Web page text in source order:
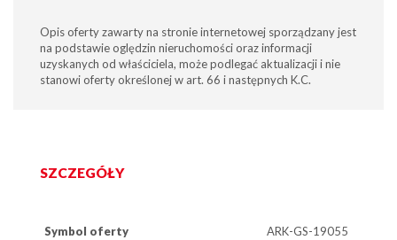
Opis oferty zawarty na stronie internetowej sporządzany jest
na podstawie oględzin nieruchomości oraz informacji
uzyskanych od właściciela, może podlegać aktualizacji i nie
stanowi oferty określonej w art. 66 i następnych K.C.
SZCZEGÓŁY
Symbol oferty ARK-GS-19055